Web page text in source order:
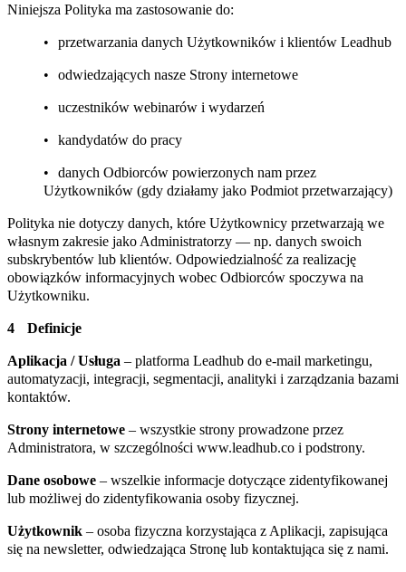
Niniejsza Polityka ma zastosowanie do:
przetwarzania danych Użytkowników i klientów Leadhub
odwiedzających nasze Strony internetowe
uczestników webinarów i wydarzeń
kandydatów do pracy
danych Odbiorców powierzonych nam przez
Użytkowników (gdy działamy jako Podmiot przetwarzający)
Polityka nie dotyczy danych, które Użytkownicy przetwarzają we
własnym zakresie jako Administratorzy — np. danych swoich
subskrybentów lub klientów. Odpowiedzialność za realizację
obowiązków informacyjnych wobec Odbiorców spoczywa na
Użytkowniku.
Definicje
Aplikacja / Usługa – platforma Leadhub do e-mail marketingu,
automatyzacji, integracji, segmentacji, analityki i zarządzania bazami
kontaktów.
Strony internetowe – wszystkie strony prowadzone przez
Administratora, w szczególności www.leadhub.co i podstrony.
Dane osobowe – wszelkie informacje dotyczące zidentyfikowanej
lub możliwej do zidentyfikowania osoby fizycznej.
Użytkownik – osoba fizyczna korzystająca z Aplikacji, zapisująca
się na newsletter, odwiedzająca Stronę lub kontaktująca się z nami.